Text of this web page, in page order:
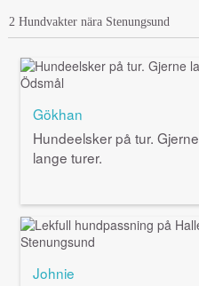
2 Hundvakter nära Stenungsund
Gökhan
Hundeelsker på tur. Gjerne
lange turer.
Johnie